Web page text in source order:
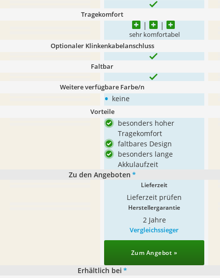
Tragekomfort
sehr komfortabel
Optionaler Klinkenkabelanschluss
Faltbar
Weitere verfügbare Farbe/n
• keine
Vorteile
besonders hoher
Tragekomfort
faltbares Design
besonders lange
Akkulaufzeit
Zu den Angeboten *
Lieferzeit
Lieferzeit prüfen
Herstellergarantie
2 Jahre
Vergleichssieger
Zum Angebot »
Erhältlich bei *